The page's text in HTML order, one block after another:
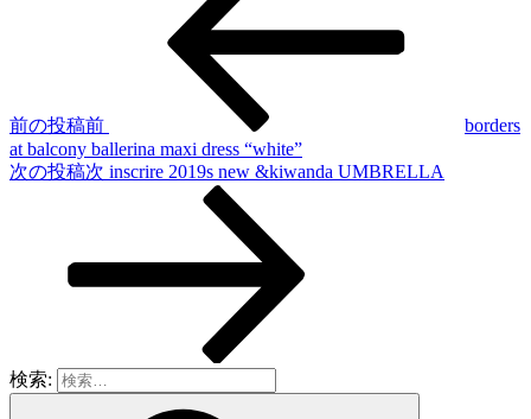
前の投稿前
borders
at balcony ballerina maxi dress “white”
次の投稿次 inscrire 2019s new &kiwanda UMBRELLA
検索: